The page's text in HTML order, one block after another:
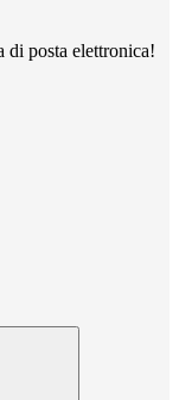
di posta elettronica!